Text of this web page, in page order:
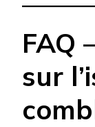
FAQ
sur